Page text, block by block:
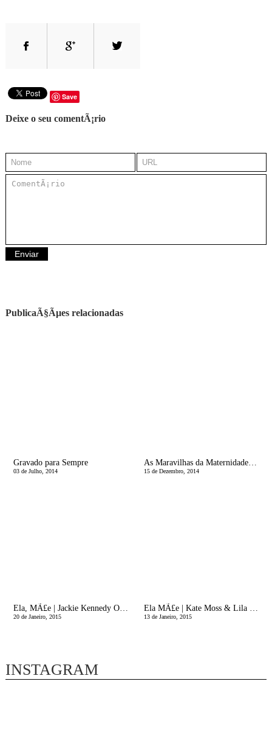
Save
Deixe o seu comentÃ¡rio
PublicaÃ§Ãµes relacionadas
Gravado para Sempre
03 de Julho, 2014
As Maravilhas da Maternidade: A Caminho do Natal
15 de Dezembro, 2014
Ela, MÃ£e | Jackie Kennedy Onassis
20 de Janeiro, 2015
Ela MÃ£e | Kate Moss & Lila Grace
13 de Janeiro, 2015
INSTAGRAM